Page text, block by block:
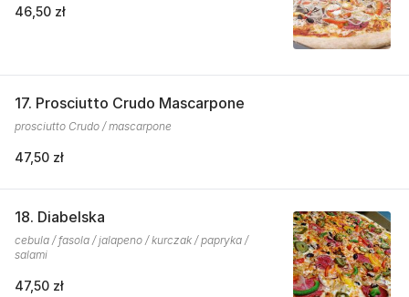
46,50 zł
17. Prosciutto Crudo Mascarpone
prosciutto Crudo / mascarpone
47,50 zł
18. Diabelska
cebula / fasola / jalapeno / kurczak / papryka /
salami
47,50 zł